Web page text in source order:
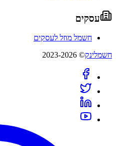
עסקים
חשמל מוזל לעסקים
חשמלינק© 2023-2026